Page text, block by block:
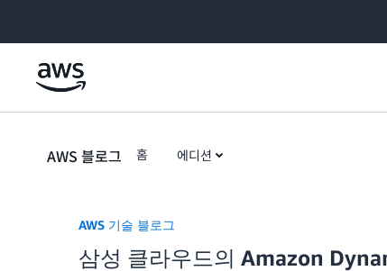
AWS 블로그 홈 에디션
AWS 기술 블로그
삼성 클라우드의 Amazon